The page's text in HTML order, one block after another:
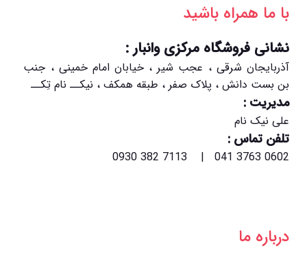
با ما همراه باشید
نشانی فروشگاه مرکزی وانبار :
آذربایجان شرقی ، عجب شیر ، خیابان امام خمینی ، جنب
بن بست دانش ، پلاک صفر ، طبقه همکف ، نیکــ نام تِکــ
مدیریت :
علی نیک نام
تلفن تماس :
0602 3763 041 | 7113 382 0930
درباره ما